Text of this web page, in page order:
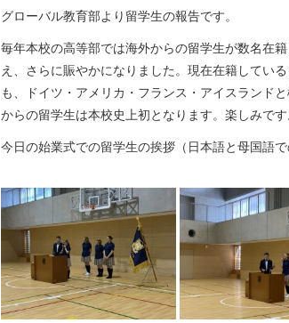
グローバル教育部より留学生の報告です。
毎年本校の高等部では海外からの留学生が数名在
え、さらに賑やかになりました。現在在籍してい
も、ドイツ・アメリカ・フランス・アイスランド
からの留学生は本校史上初となります。楽しみです
今日の始業式での留学生の挨拶（日本語と母国語